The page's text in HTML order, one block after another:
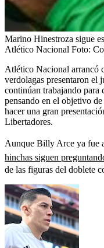
Marino Hinestroza sigue
Atlético Nacional Foto:
Atlético Nacional arrancó
verdolagas presentaron el
continúan trabajando
pensando en el objetivo
hacer una gran
Libertadores.
Aunque Billy Arce ya fue
hinchas siguen
de las figuras del doblete